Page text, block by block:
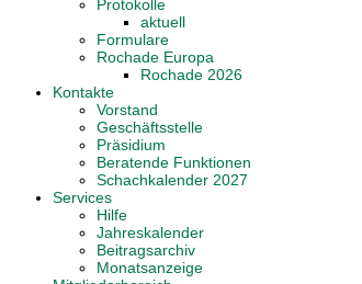
Protokolle
aktuell
Formulare
Rochade Europa
Rochade 2026
Kontakte
Vorstand
Geschäftsstelle
Präsidium
Beratende Funktionen
Schachkalender 2027
Services
Hilfe
Jahreskalender
Beitragsarchiv
Monatsanzeige